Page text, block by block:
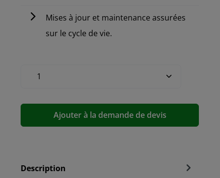
Mises à jour et maintenance assurées
sur le cycle de vie.
Ajouter à la demande de devis
Description